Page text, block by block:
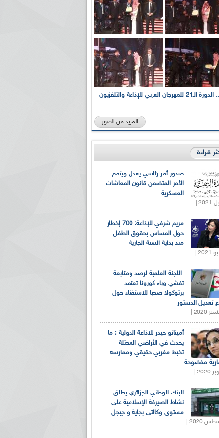
بالصور... الدورة الـ21 للمهرجان العربي للإذاعة والتلفزيون
المزيد من الصور
قراءة
صدور أمر رئاسي يعدل ويتمم
الأمر المتضمن قانون المعاشات
العسكرية
مريم شرفي للإذاعة: 700 إخطار
حول المساس بحقوق الطفل
منذ بداية السنة الجارية
اللجنة العلمية لرصد ومتابعة
تفشي وباء كورونا تعتمد
برتوكولا صحيا للاستفتاء حول
تعديل الدستور
أميناتو حيدر للاذاعة الدولية : ما
يحدث في الأراضي المحتلة
تخبط مغربي حقيقي وممارسة
مفضوحة
البنك الوطني الجزائري يطلق
نشاط الصيرفة الإسلامية على
مستوى وكالتي بجاية و جيجل